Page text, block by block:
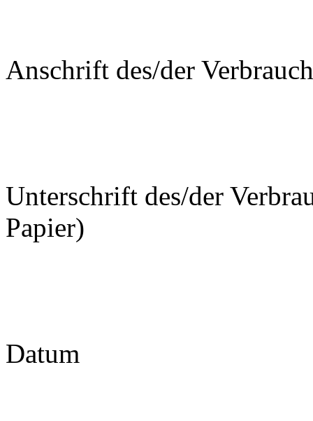
Anschrift des/der
Unterschrift des/der
Papier)
Datum